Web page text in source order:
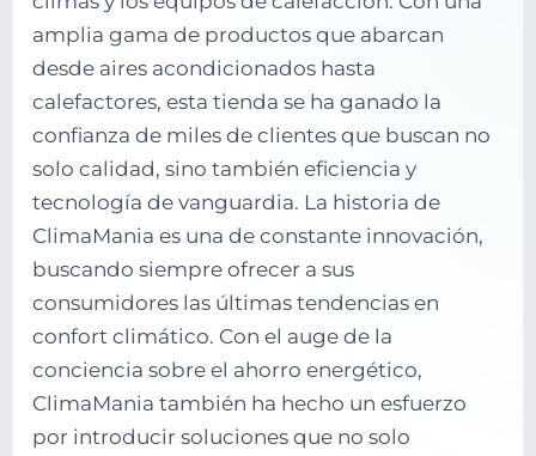
amplia gama de productos que abarcan
desde aires acondicionados hasta
calefactores, esta tienda se ha ganado la
confianza de miles de clientes que buscan no
solo calidad, sino también eficiencia y
tecnología de vanguardia. La historia de
ClimaMania es una de constante innovación,
buscando siempre ofrecer a sus
consumidores las últimas tendencias en
confort climático. Con el auge de la
conciencia sobre el ahorro energético,
ClimaMania también ha hecho un esfuerzo
por introducir soluciones que no solo